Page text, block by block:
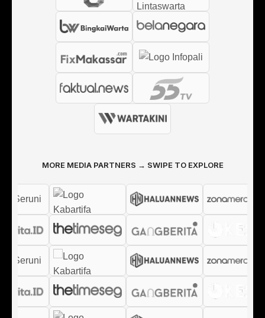
MORE MEDIA PARTNERS → SWIPE TO EXPLORE